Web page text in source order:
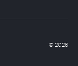
© 2026